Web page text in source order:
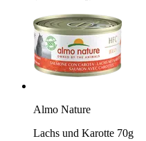
Almo Nature
Lachs und Karotte 70g